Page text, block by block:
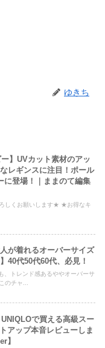
ゆきち
】UVカット素材のアッ
レギンスに注目！ポール
に登場！｜ままのて編集
しくお願いします★ ★お得なキ
が着れるオーバーサイズ
40代50代60代、必見！
、トレンド感あるややオーバーサ
のチャ...
UNIQLOで買える高級スー
アップ本音レビューしま
】